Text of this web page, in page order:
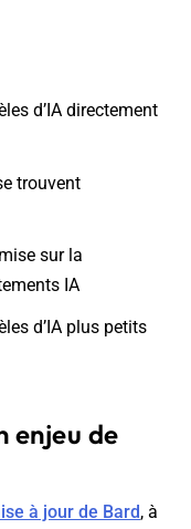
d’IA directement
trouvent
sur la
IA
d’IA plus petits
enjeu de
à jour de Bard, à